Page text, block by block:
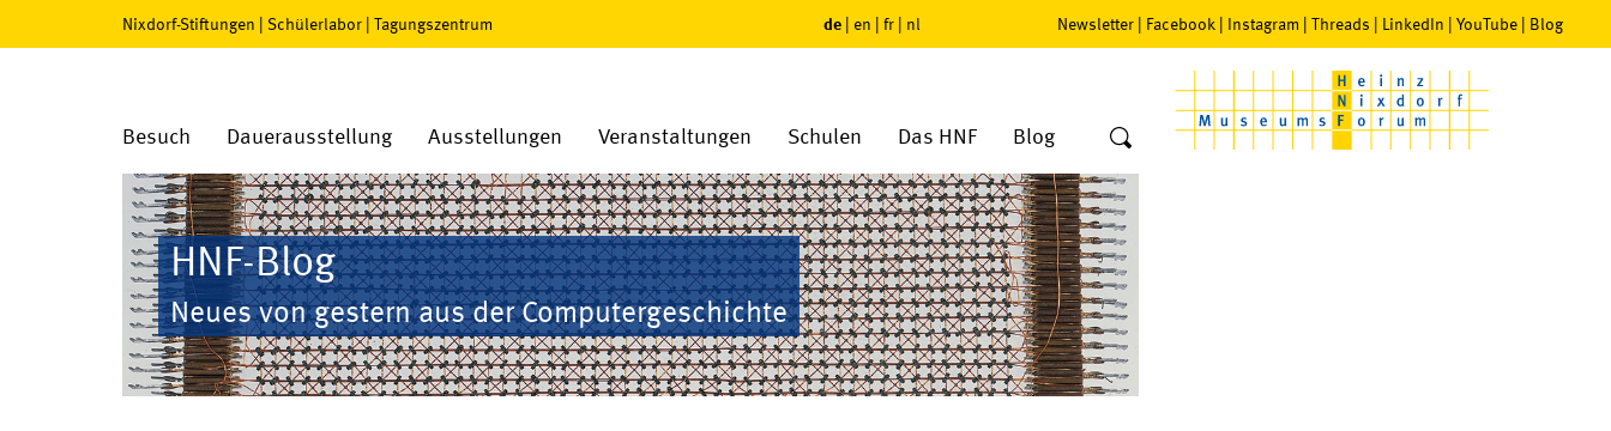
Nixdorf-Stiftungen | Schülerlabor | Tagungszentrum de | en | fr | nl Newsletter | Facebook | Instagram | Threads | LinkedIn | YouTube | Blog
Besuch Dauerausstellung Ausstellungen Veranstaltungen Schulen Das HNF Blog
HNF-Blog
Neues von gestern aus der Computergeschichte